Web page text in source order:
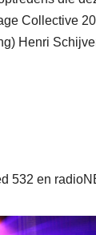
Collective
Henri
532 en